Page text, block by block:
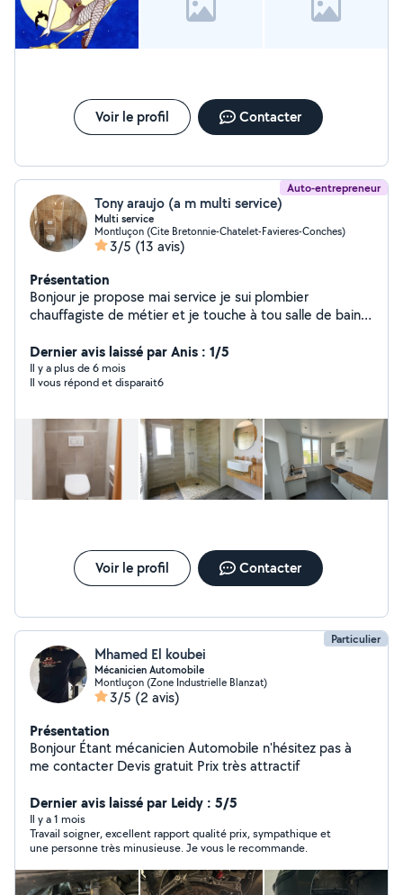
Voir le profil Contacter
Auto-entrepreneur
Tony araujo (a m multi service)
Multi service
Montluçon (Cite Bretonnie-Chatelet-Favieres-Conches)
3/5 (13 avis)
Présentation
Bonjour je propose mai service je sui plombier
chauffagiste de métier et je touche à tou salle de bain
Dernier avis laissé par Anis : 1/5
Il y a plus de 6 mois
Il vous répond et disparait6
Voir le profil Contacter
Particulier
Mhamed El koubei
Mécanicien Automobile
Montluçon (Zone Industrielle Blanzat)
3/5 (2 avis)
Présentation
Bonjour Étant mécanicien Automobile n'hésitez pas à
me contacter Devis gratuit Prix très attractif
Dernier avis laissé par Leidy : 5/5
Il y a 1 mois
Travail soigner, excellent rapport qualité prix, sympathique et
une personne très minusieuse. Je vous le recommande.